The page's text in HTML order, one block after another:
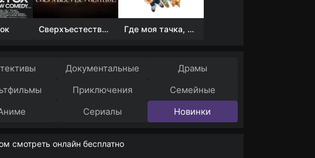
Сверхъестественное Где моя тачка, чувак?
Документальные
Драмы
Приключения
Семейные
Сериалы Новинки
смотреть онлайн бесплатно